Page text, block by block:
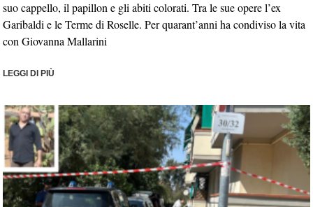
suo cappello, il papillon e gli abiti colorati. Tra le sue opere l’ex
Garibaldi e le Terme di Roselle. Per quarant’anni ha condiviso la vita
con Giovanna Mallarini
LEGGI DI PIÙ